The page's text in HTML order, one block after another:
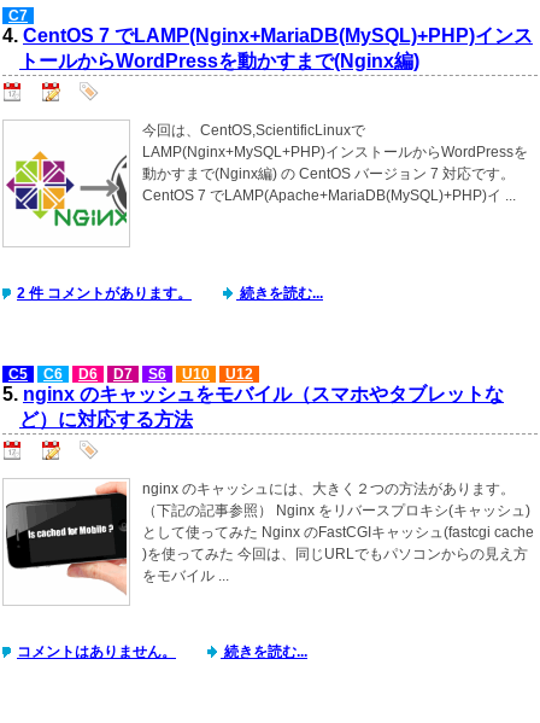
C7
4. CentOS 7 でLAMP(Nginx+MariaDB(MySQL)+PHP)インス
トールからWordPressを動かすまで(Nginx編)
今回は、CentOS,ScientificLinuxで
LAMP(Nginx+MySQL+PHP)インストールからWordPressを
動かすまで(Nginx編) の CentOS バージョン 7 対応です。
CentOS 7 でLAMP(Apache+MariaDB(MySQL)+PHP)イ ...
2 件 コメントがあります。 続きを読む...
C5 C6 D6 D7 S6 U10 U12
5. nginx のキャッシュをモバイル（スマホやタブレットな
ど）に対応する方法
nginx のキャッシュには、大きく２つの方法があります。
（下記の記事参照） Nginx をリバースプロキシ(キャッシュ)
として使ってみた Nginx のFastCGIキャッシュ(fastcgi cache
)を使ってみた 今回は、同じURLでもパソコンからの見え方
をモバイル ...
コメントはありません。 続きを読む...